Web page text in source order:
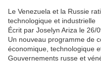
Le Venezuela et la Russie
technologique et industrielle
Écrit par Joselyn Ariza le 26/
Un nouveau programme de
économique, technologique
Gouvernements russe et